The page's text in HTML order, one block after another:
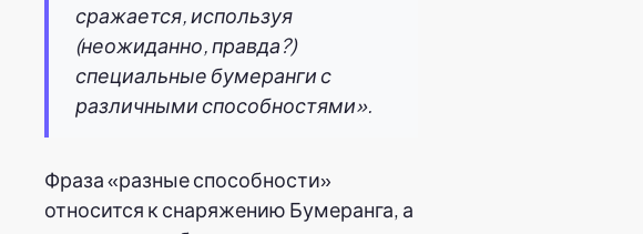
сражается, используя
(неожиданно, правда?)
специальные бумеранги с
различными способностями».
Фраза «разные способности»
относится к снаряжению Бумеранга, а